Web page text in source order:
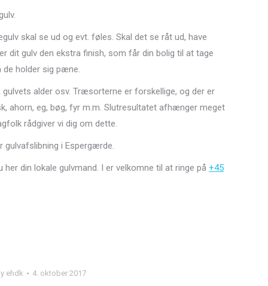
skal se ud og evt. føles. Skal det se råt ud, have
dit gulv den ekstra finish, som får din bolig til at tage
de holder sig pæne.
alder osv. Træsorterne er forskellige, og der er
ahorn, eg, bøg, fyr m.m. Slutresultatet afhænger meget
rådgiver vi dig om dette.
gulvafslibning i Espergærde.
din lokale gulvmand. I er velkomne til at ringe på +45
ehdk 4. oktober 2017